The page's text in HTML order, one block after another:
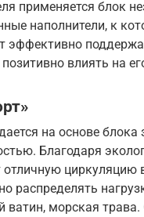
применяется блок
наполнители, к
эффективно
влиять на
на основе
Благодаря
отличную
распределять
ватин, морская